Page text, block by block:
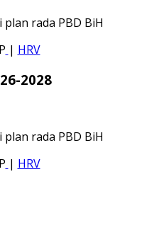
rada PBD BiH
| HRV
2028
rada PBD BiH
| HRV